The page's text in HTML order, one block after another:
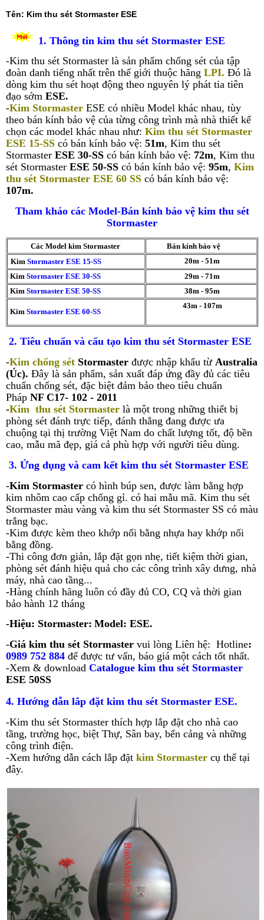
Tên: Kim thu sét Stormaster ESE
1. Thông tin kim thu sét Stormaster ESE
-Kim thu sét Stormaster là sản phẩm chống sét của tập
đoàn danh tiếng nhất trên thế giới thuộc hãng LPI. Đó là
dòng kim thu sét hoạt động theo nguyên lý phát tia tiên
đạo sớm ESE.
-Kim Stormaster ESE có nhiều Model khác nhau, tùy
theo bán kính bảo vệ của từng công trình mà nhà thiết kế
chọn các model khác nhau như: Kim thu sét Stormaster
ESE 15-SS có bán kính bảo vệ: 51m, Kim thu sét
Stormaster ESE 30-SS có bán kính bảo vệ: 72m, Kim thu
sét Stormaster ESE 50-SS có bán kính bảo vệ: 95m, Kim
thu sét Stormaster ESE 60 SS có bán kính bảo vệ:
107m.
Tham khảo các Model-Bán kính bảo vệ kim thu sét
Stormaster
Các Model kim Stormaster
Bán kính bảo vệ
Kim Stormaster ESE 15-SS
20m - 51m
Kim Stormaster ESE 30-SS
29m - 71m
Kim Stormaster ESE 50-SS 38m - 95m
Kim Stormaster ESE 60-SS
43m - 107m
2. Tiêu chuẩn và cấu tạo kim thu sét Stormaster ESE
-Kim chống sét Stormaster được nhập khẩu từ Australia
(Úc). Đây là sản phẩm, sản xuất đáp ứng đầy đủ các tiêu
chuẩn chống sét, đặc biệt đảm bảo theo tiêu chuẩn
Pháp NF C17- 102 - 2011
-Kim thu sét Stormaster là một trong những thiết bị
phòng sét đánh trực tiếp, đánh thẳng đang được ưa
chuộng tại thị trường Việt Nam do chất lượng tốt, độ bền
cao, mẫu mã đẹp, giá cả phù hợp với người tiêu dùng.
3. Ứng dụng và cam kết kim thu sét Stormaster ESE
-Kim Stormaster có hình búp sen, được làm bằng hợp
kim nhôm cao cấp chống gỉ. có hai mẫu mã. Kim thu sét
Stormaster màu vàng và kim thu sét Stormaster SS có màu
trắng bạc.
-Kim được kèm theo khớp nối bằng nhựa hay khớp nối
bằng đồng.
-Thi công đơn giản, lắp đặt gọn nhẹ, tiết kiệm thời gian,
phòng sét đánh hiệu quả cho các công trình xây dưng, nhà
máy, nhà cao tầng...
-Hàng chính hãng luôn có đầy đủ CO, CQ và thời gian
bảo hành 12 tháng
-Hiệu: Stormaster: Model: ESE.
-Giá kim thu sét Stormaster vui lòng Liên hệ: Hotline:
0989 752 884 để được tư vấn, báo giá một cách tốt nhất.
-Xem & download Catalogue kim thu sét Stormaster
ESE 50SS
4. Hướng dẫn lắp đặt kim thu sét Stormaster ESE.
-Kim thu sét Stormaster thích hợp lắp đặt cho nhà cao
tầng, trường học, biệt Thự, Sân bay, bến cảng và những
công trình điện.
-Xem hướng dẫn cách lắp đặt kim Stormaster cụ thể tại
đây.